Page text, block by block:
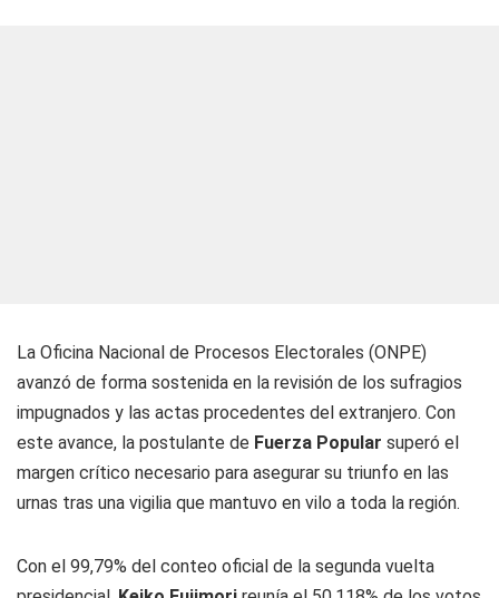
La Oficina Nacional de Procesos Electorales (ONPE)
avanzó de forma sostenida en la revisión de los sufragios
impugnados y las actas procedentes del extranjero. Con
este avance, la postulante de Fuerza Popular superó el
margen crítico necesario para asegurar su triunfo en las
urnas tras una vigilia que mantuvo en vilo a toda la región.
Con el 99,79% del conteo oficial de la segunda vuelta